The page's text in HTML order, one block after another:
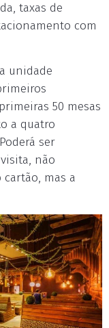
taxas de
com
unidade
50 mesas
a quatro
ser
não
mas a